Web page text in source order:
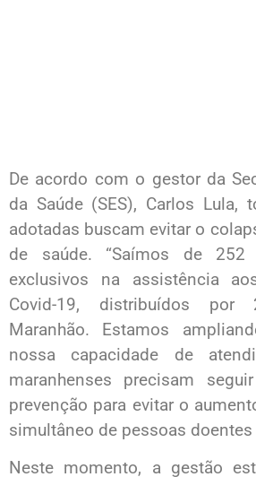
De acordo com o gestor da
da Saúde (SES), Carlos Lula,
adotadas buscam evitar o
de saúde. “Saímos de
exclusivos na assistência
Covid-19, distribuídos
Maranhão. Estamos
nossa capacidade de
maranhenses precisam
prevenção para evitar o
simultâneo de pessoas doentes
Neste momento, a gestão